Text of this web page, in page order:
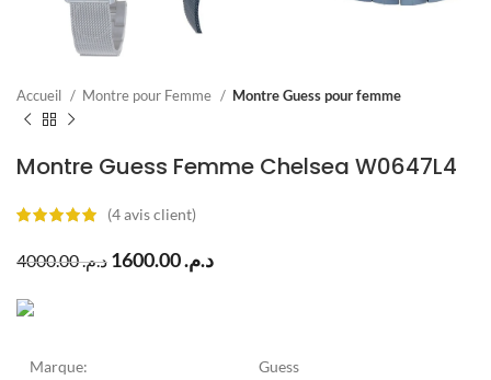
Accueil Montre pour Femme Montre Guess pour femme
Montre Guess Femme Chelsea W0647L4
(4avis client)
د.م.4000.00 د.م.
Marque: Guess